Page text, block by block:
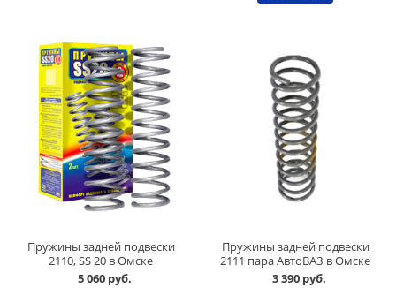
Пружины задней подвески
2110, SS 20 в Омске
5 060 руб.
Пружины задней подвески
2111 пара АвтоВАЗ в Омске
3 390 руб.